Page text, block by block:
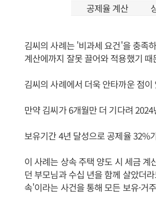
공제율 계산
김씨의 사례는 '비과세 요건'을 충족
계산에까지 잘못 끌어와 적용했기
김씨의 사례에서 더욱 안타까운 점이
만약 김씨가 6개월만 더 기다려
보유기간 4년 달성으로 공제율 32%
이 사례는 상속 주택 양도 시 세금
던 부모님과 수십 년을 함께 살았더
속'이라는 사건을 통해 모든 보유·거